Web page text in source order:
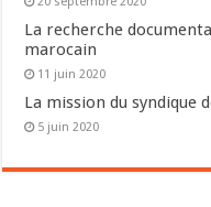
La recherche
marocain
11 juin 2020
La mission du syndique
5 juin 2020